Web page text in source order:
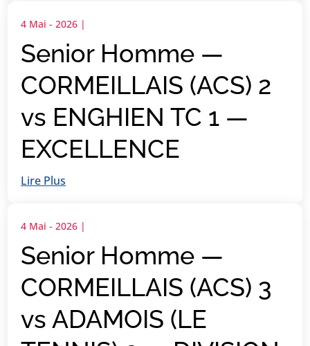
Senior Homme —
CORMEILLAIS (ACS) 2
vs ENGHIEN TC 1 —
EXCELLENCE
4 Mai - 2026 |
Lire Plus
Senior Homme —
CORMEILLAIS (ACS) 3
vs ADAMOIS (LE
4 Mai - 2026 |